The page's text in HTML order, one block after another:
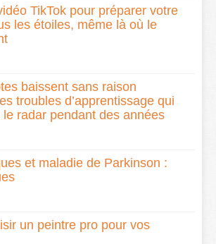
TikTok pour préparer votre
les étoiles, même là où le
baissent sans raison
troubles d’apprentissage qui
radar pendant des années
et maladie de Parkinson :
un peintre pro pour vos